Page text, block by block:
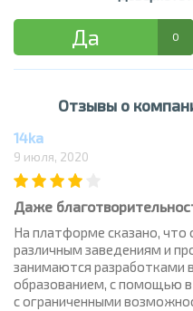
Да 0
Отзывы о
14ka
9 июля, 2020
Даже
На платформе сказано,
различным заведениям и
занимаются разработками
образованием, с помощью
с ограниченными